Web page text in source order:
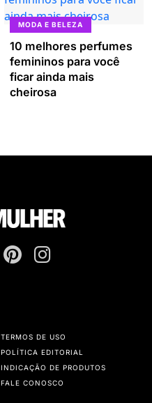
MODA E BELEZA
10 melhores perfumes
femininos para você
ficar ainda mais
cheirosa
TERMOS DE USO
POLÍTICA EDITORIAL
INDICAÇÃO DE PRODUTOS
FALE CONOSCO